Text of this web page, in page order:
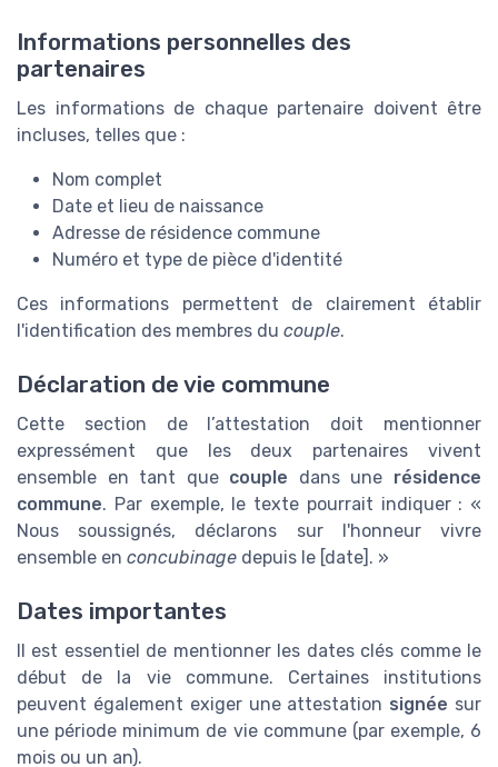
Informations personnelles des
partenaires
Les informations de chaque partenaire doivent être
incluses, telles que :
Nom complet
Date et lieu de naissance
Adresse de résidence commune
Numéro et type de pièce d'identité
Ces informations permettent de clairement établir
l'identification des membres du couple.
Déclaration de vie commune
Cette section de l’attestation doit mentionner
expressément que les deux partenaires vivent
ensemble en tant que couple dans une résidence
commune. Par exemple, le texte pourrait indiquer : «
Nous soussignés, déclarons sur l'honneur vivre
ensemble en concubinage depuis le [date]. »
Dates importantes
Il est essentiel de mentionner les dates clés comme le
début de la vie commune. Certaines institutions
peuvent également exiger une attestation signée sur
une période minimum de vie commune (par exemple, 6
mois ou un an).